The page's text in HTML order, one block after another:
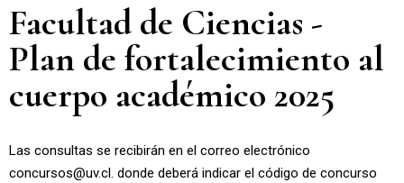
Facultad de Ciencias -
Plan de fortalecimiento al
cuerpo académico 2025
Las consultas se recibirán en el correo electrónico
concursos@uv.cl. donde deberá indicar el código de concurso